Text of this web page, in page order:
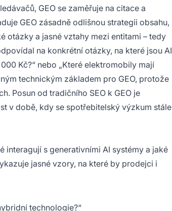
GEO se zaměřuje na citace a
GEO zásadně odlišnou strategii obsahu,
otázky a jasné vztahy mezi entitami – tedy
na konkrétní otázky, na které jsou AI
Kč?“ nebo „Které elektromobily mají
technickým základem pro GEO, protože
Posun od tradičního SEO k GEO je
v době, kdy se spotřebitelský výzkum stále
s generativními AI systémy a jaké
jasné vzory, na které by prodejci i
technologie?“